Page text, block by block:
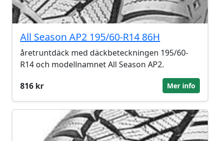
All Season AP2 195/60-R14 86H
åretruntdäck med däckbeteckningen 195/60-
R14 och modellnamnet All Season AP2.
816 kr
Mer info